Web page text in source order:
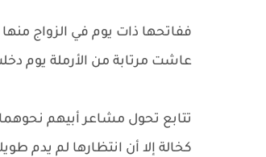
ففاتحها ذات يوم في الزواج
عاشت مرتابة من الأرملة يوم
تتابع تحول مشاعر أبيهم
كخالة إلا أن انتظارها لم يدم